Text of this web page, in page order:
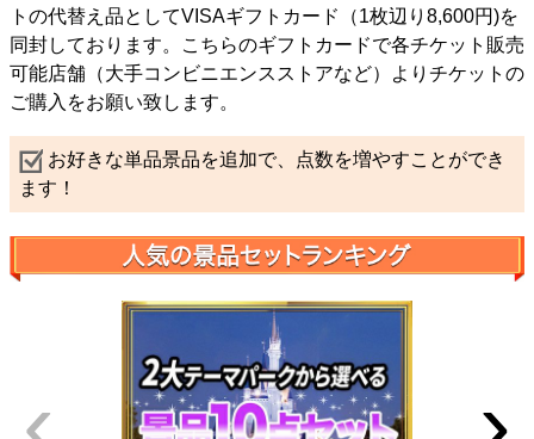
トの代替え品としてVISAギフトカード（1枚辺り8,600円)を
同封しております。こちらのギフトカードで各チケット販売
可能店舗（大手コンビニエンスストアなど）よりチケットの
ご購入をお願い致します。
お好きな単品景品を追加で、点数を増やすことができ
ます！